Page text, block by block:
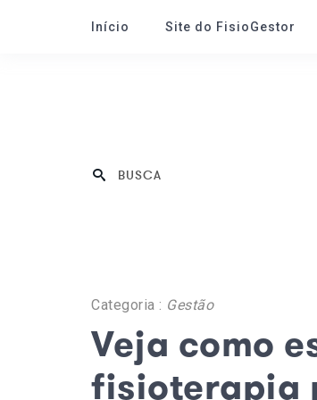
Início Site do FisioGestor
Categoria : Gestão
Veja como
fisioterapia